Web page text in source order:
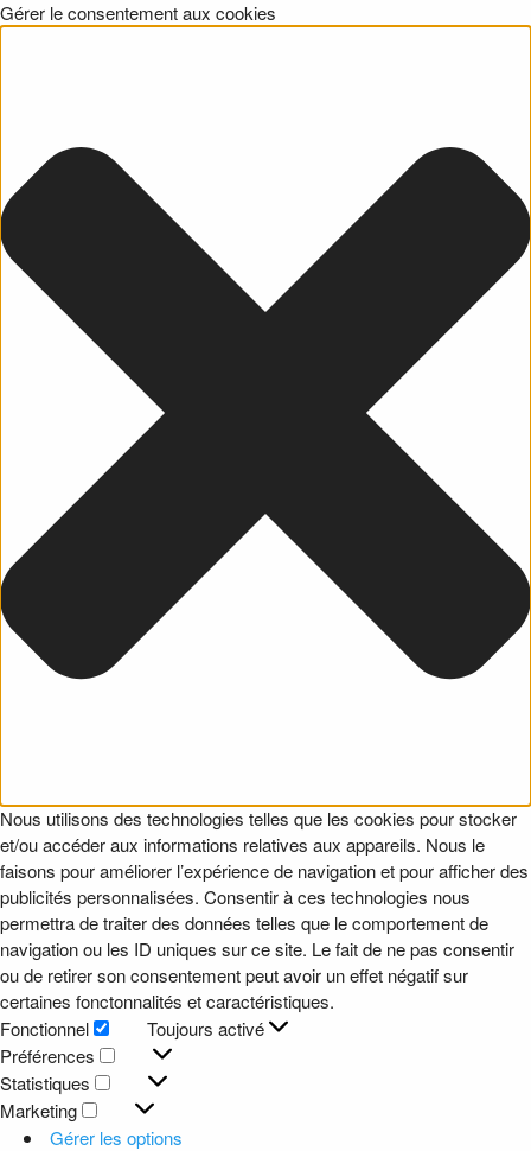
Gérer le consentement aux cookies
Nous utilisons des technologies telles que les cookies pour stocker
et/ou accéder aux informations relatives aux appareils. Nous le
faisons pour améliorer l’expérience de navigation et pour afficher des
publicités personnalisées. Consentir à ces technologies nous
permettra de traiter des données telles que le comportement de
navigation ou les ID uniques sur ce site. Le fait de ne pas consentir
ou de retirer son consentement peut avoir un effet négatif sur
certaines fonctonnalités et caractéristiques.
Fonctionnel
Fonctionnel
Toujours activé
Préférences
Préférences
Statistiques
Statistiques
Marketing
Marketing
Gérer les options